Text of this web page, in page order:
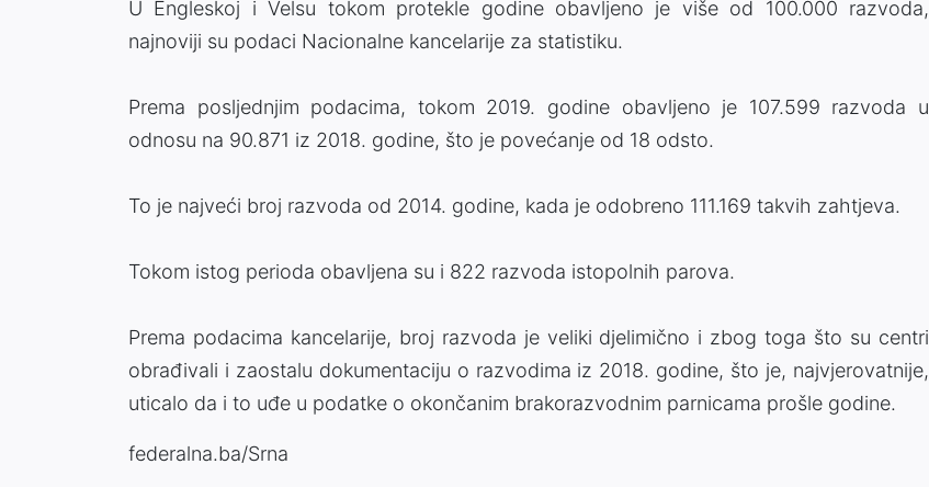
U Engleskoj i Velsu tokom protekle godine obavljeno je više od 100.000 razvoda,
najnoviji su podaci Nacionalne kancelarije za statistiku.
Prema posljednjim podacima, tokom 2019. godine obavljeno je 107.599 razvoda u
odnosu na 90.871 iz 2018. godine, što je povećanje od 18 odsto.
To je najveći broj razvoda od 2014. godine, kada je odobreno 111.169 takvih zahtjeva.
Tokom istog perioda obavljena su i 822 razvoda istopolnih parova.
Prema podacima kancelarije, broj razvoda je veliki djelimično i zbog toga što su centri
obrađivali i zaostalu dokumentaciju o razvodima iz 2018. godine, što je, najvjerovatnije,
uticalo da i to uđe u podatke o okončanim brakorazvodnim parnicama prošle godine.
federalna.ba/Srna